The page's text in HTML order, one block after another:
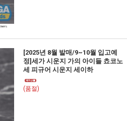
[2025년 8월 발매/9~10월 입고예
정]세가 시운지 가의 아이들 쵸코노
세 피규어 시운지 세이하
(품절)